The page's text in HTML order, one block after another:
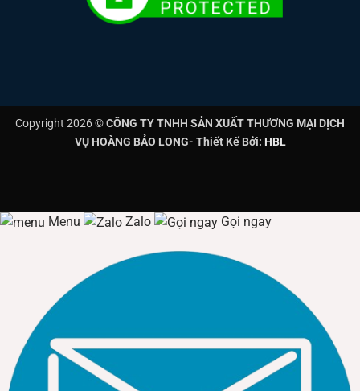
Copyright 2026 ©CÔNG TY TNHH SẢN XUẤT THƯƠNG MẠI DỊCH
VỤ HOÀNG BẢO LONG- Thiết Kế Bởi: HBL
Menu Zalo Gọi ngay